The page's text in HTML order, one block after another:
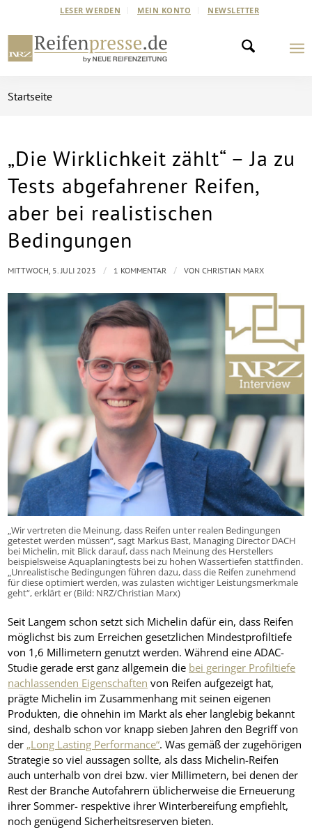
LESER WERDEN MEIN KONTO NEWSLETTER
Startseite
„Die Wirklichkeit zählt“ – Ja zu
Tests abgefahrener Reifen,
aber bei realistischen
Bedingungen
„Wir vertreten die Meinung, dass Reifen unter realen Bedingungen
getestet werden müssen“, sagt Markus Bast, Managing Director DACH
bei Michelin, mit Blick darauf, dass nach Meinung des Herstellers
beispielsweise Aquaplaningtests bei zu hohen Wassertiefen stattfinden.
„Unrealistische Bedingungen führen dazu, dass die Reifen zunehmend
für diese optimiert werden, was zulasten wichtiger Leistungsmerkmale
geht“, erklärt er (Bild: NRZ/Christian Marx)
Seit Langem schon setzt sich Michelin dafür ein, dass Reifen
möglichst bis zum Erreichen gesetzlichen Mindestprofiltiefe
von 1,6 Millimetern genutzt werden. Während eine ADAC-
Studie gerade erst ganz allgemein die bei geringer Profiltiefe
nachlassenden Eigenschaften von Reifen aufgezeigt hat,
prägte Michelin im Zusammenhang mit seinen eigenen
Produkten, die ohnehin im Markt als eher langlebig bekannt
sind, deshalb schon vor knapp sieben Jahren den Begriff von
der „Long Lasting Performance“. Was gemäß der zugehörigen
Strategie so viel aussagen sollte, als dass Michelin-Reifen
auch unterhalb von drei bzw. vier Millimetern, bei denen der
Rest der Branche Autofahrern üblicherweise die Erneuerung
ihrer Sommer- respektive ihrer Winterbereifung empfiehlt,
noch genügend Sicherheitsreserven bieten.
MITTWOCH, 5. JULI 2023 / 1 KOMMENTAR / VONCHRISTIAN MARX